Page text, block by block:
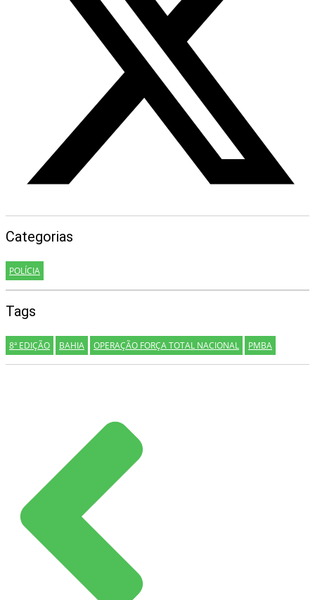
Categorias
POLÍCIA
Tags
8ª EDIÇÃO BAHIA OPERAÇÃO FORÇA TOTAL NACIONAL PMBA